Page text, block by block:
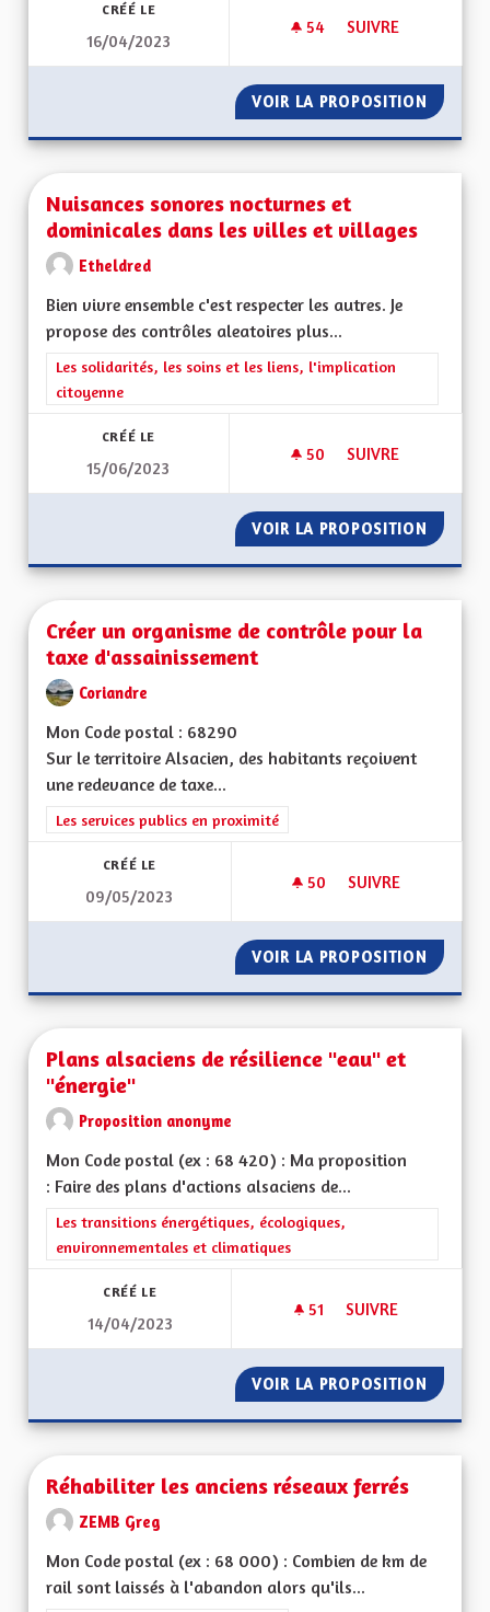
CRÉÉ LE
16/04/2023
54 54 ABONNÉS
SUIVRE
VOIR LA PROPOSITION POUR
Nuisances sonores nocturnes et
dominicales dans les villes et villages
Etheldred
Bien vivre ensemble c'est respecter les autres. Je
propose des contrôles aleatoires plus...
Filtrer les résultats de la catégorie : Les solidarités, les soins
Les solidarités, les soins et les liens, l'implication
citoyenne
CRÉÉ LE
15/06/2023
50 50 ABONNÉS
SUIVRE
VOIR LA PROPOSITION
Créer un organisme de contrôle pour la
taxe d'assainissement
Coriandre
Mon Code postal : 68290
Sur le territoire Alsacien, des habitants reçoivent
une redevance de taxe...
Filtrer les résultats de la catégorie : Les services publics en
Les services publics en proximité
CRÉÉ LE
09/05/2023
50 50 ABONNÉS
SUIVRE
VOIR LA PROPOSITION
Plans alsaciens de résilience "eau" et
"énergie"
Proposition anonyme
Mon Code postal (ex : 68 420) : Ma proposition
: Faire des plans d'actions alsaciens de...
Filtrer les résultats de la catégorie : Les transitions
Les transitions énergétiques, écologiques,
environnementales et climatiques
CRÉÉ LE
14/04/2023
51 51 ABONNÉS
SUIVRE
VOIR LA PROPOSITION
Réhabiliter les anciens réseaux ferrés
ZEMB Greg
Mon Code postal (ex : 68 000) : Combien de km de
rail sont laissés à l'abandon alors qu'ils...